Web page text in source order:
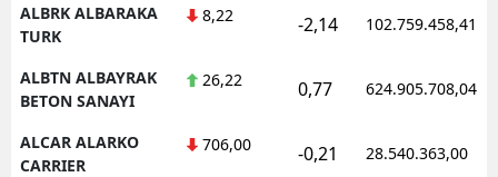
ALBRK ALBARAKA
TURK
8,22 -2,14 102.759.458,41
ALBTN ALBAYRAK
BETON SANAYI
26,22 0,77 624.905.708,04
ALCAR ALARKO
CARRIER
706,00 -0,21 28.540.363,00